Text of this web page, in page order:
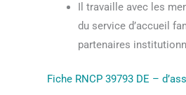
Il travaille avec les
du service d’accueil
partenaires
Fiche RNCP 39793 DE –